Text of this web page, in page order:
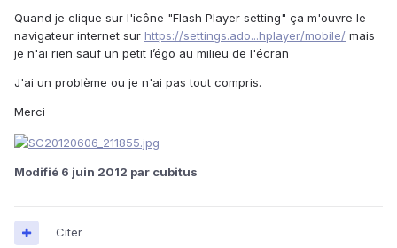
Quand je clique sur l'icône "Flash Player setting" ça m'ouvre le
navigateur internet sur https://settings.ado...hplayer/mobile/ mais
je n'ai rien sauf un petit l’égo au milieu de l'écran
J'ai un problème ou je n'ai pas tout compris.
Merci
Modifié 6 juin 2012 par cubitus
Citer